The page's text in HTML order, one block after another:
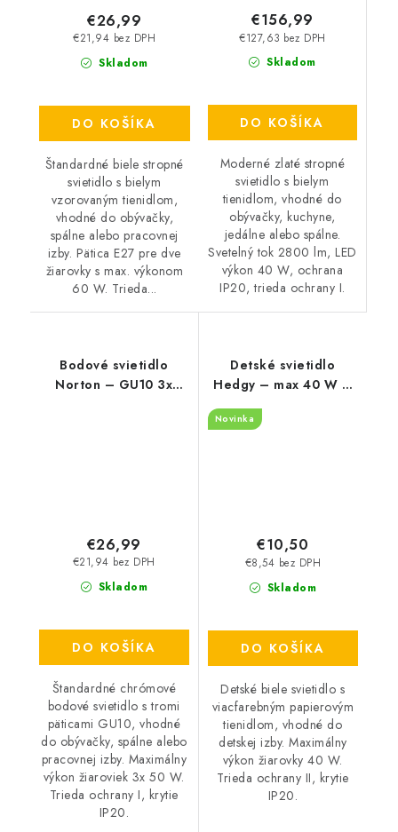
Skladom
€21,94 bez DPH
€26,99
DO KOŠÍKA
Štandardné biele stropné
svietidlo s bielym
vzorovaným tienidlom,
vhodné do obývačky,
spálne alebo pracovnej
izby. Pätica E27 pre dve
žiarovky s max. výkonom
60 W. Trieda...
Skladom
€127,63 bez DPH
€156,99
DO KOŠÍKA
Moderné zlaté stropné
svietidlo s bielym
tienidlom, vhodné do
obývačky, kuchyne,
jedálne alebo spálne.
Svetelný tok 2800 lm, LED
výkon 40 W, ochrana
IP20, trieda ochrany I.
Bodové svietidlo
Norton – GU10 3x
Skladom
€21,94 bez DPH
€26,99
DO KOŠÍKA
Štandardné chrómové
bodové svietidlo s tromi
päticami GU10, vhodné
do obývačky, spálne alebo
pracovnej izby. Maximálny
výkon žiaroviek 3x 50 W.
Trieda ochrany I, krytie
IP20.
Detské svietidlo
Hedgy – max 40 W –
Novinka
Skladom
€8,54 bez DPH
€10,50
DO KOŠÍKA
Detské biele svietidlo s
viacfarebným papierovým
tienidlom, vhodné do
detskej izby. Maximálny
výkon žiarovky 40 W.
Trieda ochrany II, krytie
IP20.